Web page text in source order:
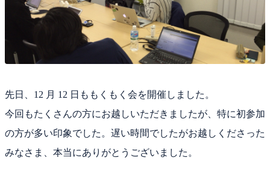
先日、12 月 12 日ももくもく会を開催しました。
今回もたくさんの方にお越しいただきましたが、特に初参加
の方が多い印象でした。遅い時間でしたがお越しくださった
みなさま、本当にありがとうございました。